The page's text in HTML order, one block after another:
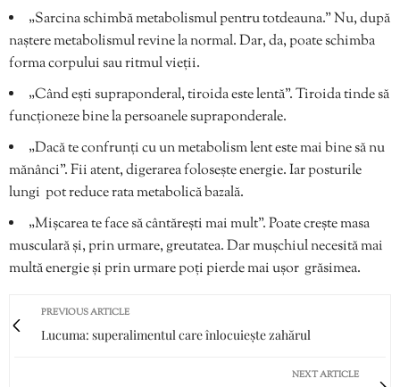
„Sarcina schimbă metabolismul pentru totdeauna.” Nu, după
naștere metabolismul revine la normal. Dar, da, poate schimba
forma corpului sau ritmul vieții.
„Când ești supraponderal, tiroida este lentă”. Tiroida tinde să
funcționeze bine la persoanele supraponderale.
„Dacă te confrunți cu un metabolism lent este mai bine să nu
mănânci”. Fii atent, digerarea folosește energie. Iar posturile
lungi pot reduce rata metabolică bazală.
„Mișcarea te face să cântărești mai mult”. Poate crește masa
musculară și, prin urmare, greutatea. Dar mușchiul necesită mai
multă energie și prin urmare poți pierde mai ușor grăsimea.
PREVIOUS ARTICLE
Lucuma: superalimentul care înlocuiește zahărul
NEXT ARTICLE